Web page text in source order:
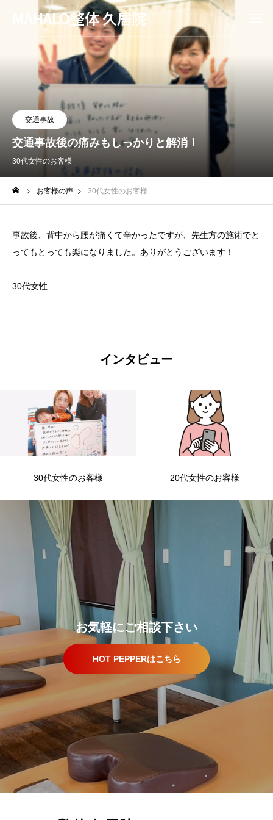
MAHALO整体 久居院
交通事故
交通事故後の痛みもしっかりと解消！
30代女性のお客様
お客様の声 30代女性のお客様
事故後、背中から腰が痛くて辛かったですが、先生方の施術でと
ってもとっても楽になりました。ありがとうございます！
30代女性
インタビュー
30代女性のお客様 20代女性のお客様
お気軽にご相談下さい
HOT PEPPERはこちら